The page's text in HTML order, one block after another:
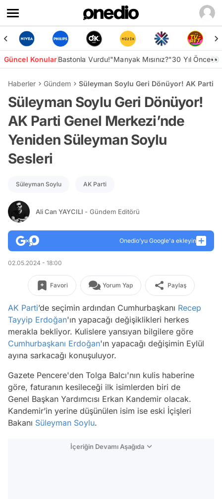
Güncel KonularBastonla Vurdu!"Manyak Mısınız?"30 Yıl Önce👀
Haberler Gündem Süleyman Soylu Geri Dönüyor! AK Parti
Süleyman Soylu Geri Dönüyor!
AK Parti Genel Merkezi’nde
Yeniden Süleyman Soylu
Sesleri
Süleyman Soylu AK Parti
Ali Can YAYCILI - Gündem Editörü
Onedio’yu Google'a ekleyin
02.05.2024 - 18:00
Favori Yorum Yap Paylaş
AK Parti’de seçimin ardından Cumhurbaşkanı Recep
Tayyip Erdoğan'ın yapacağı değişiklikleri herkes
merakla bekliyor. Kulislere yansıyan bilgilere göre
Cumhurbaşkanı Erdoğan'ın yapacağı değişimin Eylül
ayına sarkacağı konuşuluyor.
Gazete Pencere'den Tolga Balcı'nın kulis haberine
göre, faturanın kesileceği ilk isimlerden biri de
Genel Başkan Yardımcısı Erkan Kandemir olacak.
Kandemir’in yerine düşünülen isim ise eski İçişleri
Bakanı Süleyman Soylu.
İçeriğin Devamı Aşağıda